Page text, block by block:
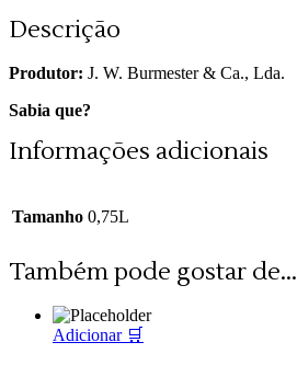
Descrição
Produtor: J. W. Burmester & Ca., Lda.
Sabia que?
Informações adicionais
Tamanho 0,75L
Também pode gostar de...
Adicionar 🛒